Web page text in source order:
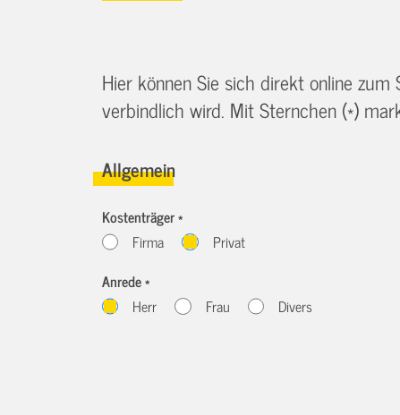
Hier können Sie sich direkt online
verbindlich wird. Mit Sternchen (*)
Allgemein
Kostenträger *
Firma
Privat
Anrede *
Herr
Frau Divers